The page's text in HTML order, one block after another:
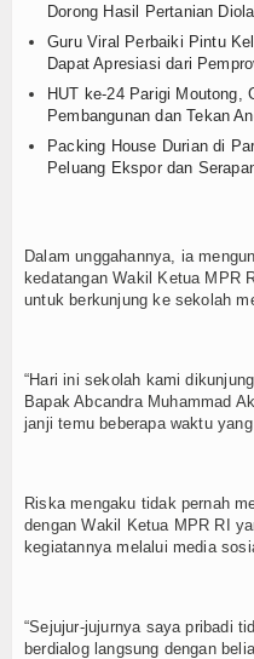
Dorong Hasil Pertanian
Guru Viral Perbaiki Pintu
Dapat Apresiasi dari
HUT ke-24 Parigi Moutong,
Pembangunan dan Tekan
Packing House Durian di
Peluang Ekspor dan
Dalam unggahannya, ia
kedatangan Wakil Ketua MPR
untuk berkunjung ke sekolah
“Hari ini sekolah kami
Bapak Abcandra Muhammad
janji temu beberapa waktu
Riska mengaku tidak pernah
dengan Wakil Ketua MPR RI
kegiatannya melalui media
“Sejujur-jujurnya saya pribadi
berdialog langsung dengan